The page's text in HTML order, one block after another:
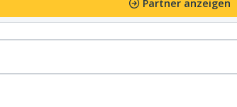
Partner anzeigen